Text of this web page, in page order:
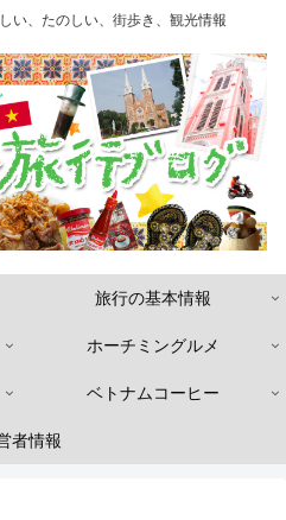
い、たのしい、街歩き、観光情報
旅行の基本情報
ホーチミングルメ
ベトナムコーヒー
者情報